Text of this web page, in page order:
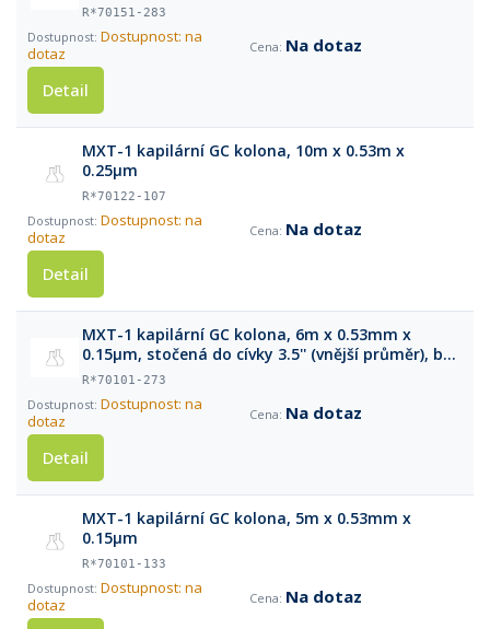
R*70151-283
Dostupnost: na
dotaz
Na dotaz
Detail
MXT-1 kapilární GC kolona, 10m x 0.53m x
0.25μm
R*70122-107
Dostupnost: na
dotaz
Na dotaz
Detail
MXT-1 kapilární GC kolona, 6m x 0.53mm x
0.15μm, stočená do cívky 3.5'' (vnější průměr), bez
klece
R*70101-273
Dostupnost: na
dotaz
Na dotaz
Detail
MXT-1 kapilární GC kolona, 5m x 0.53mm x
0.15μm
R*70101-133
Dostupnost: na
dotaz
Na dotaz